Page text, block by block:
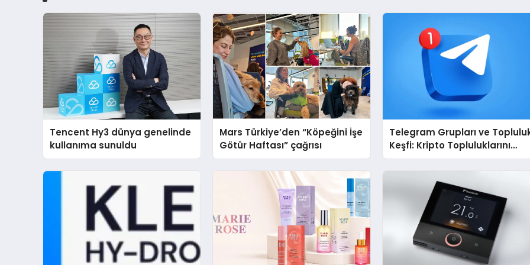
Tencent Hy3 dünya genelinde
kullanıma sunuldu
Mars Türkiye’den “Köpeğini İşe
Götür Haftası” çağrısı
Telegram Grupları ve
Keşfi: Kripto Topluluklarını
Telegram’da Keşfetmek